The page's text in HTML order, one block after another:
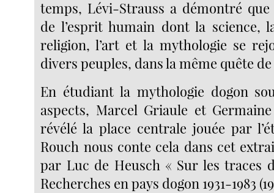
temps, Lévi-Strauss a démontré que
de l’esprit humain dont la science,
religion, l’art et la mythologie se
divers peuples, dans la même quête
En étudiant la mythologie dogon
aspects, Marcel Griaule et
révélé la place centrale jouée par
Rouch nous conte cela dans cet
par Luc de Heusch « Sur les traces
Recherches en pays dogon 1931-1983